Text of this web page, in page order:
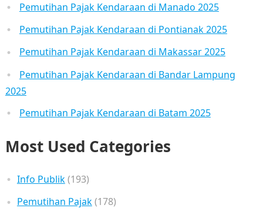
Pemutihan Pajak Kendaraan di Manado 2025
Pemutihan Pajak Kendaraan di Pontianak 2025
Pemutihan Pajak Kendaraan di Makassar 2025
Pemutihan Pajak Kendaraan di Bandar Lampung
2025
Pemutihan Pajak Kendaraan di Batam 2025
Most Used Categories
Info Publik(193)
Pemutihan Pajak(178)